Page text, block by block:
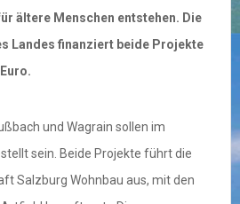
ältere Menschen entstehen. Die
Landes finanziert beide Projekte
und Wagrain sollen im
sein. Beide Projekte führt die
Salzburg Wohnbau aus, mit den